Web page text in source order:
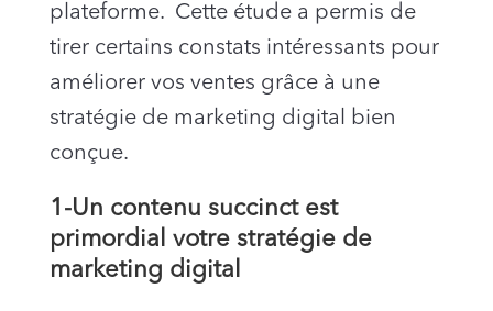
plateforme. Cette étude a permis de
tirer certains constats intéressants pour
améliorer vos ventes grâce à une
stratégie de marketing digital bien
conçue.
1-Un contenu succinct est
primordial votre stratégie de
marketing digital